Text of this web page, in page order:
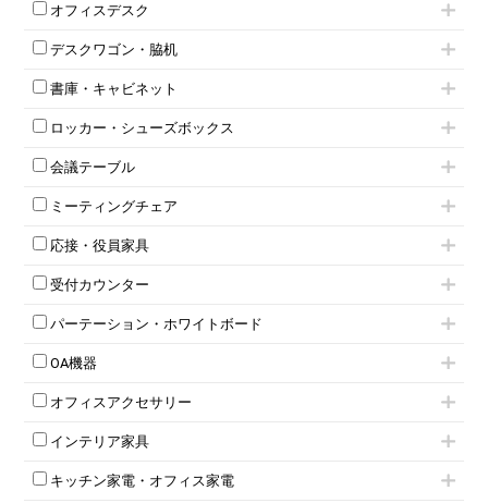
肘無しチェア
役員チェア
高級チェア（多機能チェア）
オフィスチェアその他
オフィスデスク
フリーアドレスデスク（ベンチデスク）
昇降デスク
オフィスデスクその他
両袖机
デスクワゴン・脇机
インワゴン2段
インワゴン3段
脇机
ワゴンその他
書庫・キャビネット
ハイキャビネット
ローキャビネット
両開きキャビネット
スチールキャビネット
上下連結キャビネット
軽量ラック（スチールラック）
収納家具その他
両開書庫
ラテラル書庫
ロッカー・シューズボックス
1人用ロッカー
2人用ロッカー
3人用ロッカー
4人用ロッカー
5人用ロッカー
8人用ロッカー
多人数ロッカー
ダイヤル錠ロッカー
ダイヤル錠ロッカー
ワードローブ・クローゼット
会議テーブル
スタッキングテーブル
ネスティングテーブル
幕板付テーブル
カウンターテーブル
T字脚テーブル
会議テーブルW1200～
会議テーブルW1800～
平行スタックテーブル
会議テーブルその他
ミーティングチェア
キャスター付きミーティングチェア
スタッキングミーティングチェア
テーブル付きミーティングチェア
ネスティングミーティングチェア
折りたたみミーティングチェア
ハイチェア
ミーティングチェアその他
応接・役員家具
応接セット
応接ソファ
応接チェア
応接テーブル
応接・役員家具その他
受付カウンター
ローカウンター
ラウンジカウンター
受付カウンターその他
パーテーション・ホワイトボード
パーテーション
自立タイプパーテーション
パーテーションその他
脚付ホワイトボード
壁掛けホワイトボード
ホワイトボードその他
OA機器
電話機（ビジネスフォン）
シュレッダー
プロジェクター
スクリーン
オフィスアクセサリー
チェア用台車
演台・講演台・演説台
防音パネル
個室ブース
インテリア家具
モールドチェア
ダイニングチェア
キッチン家電・オフィス家電